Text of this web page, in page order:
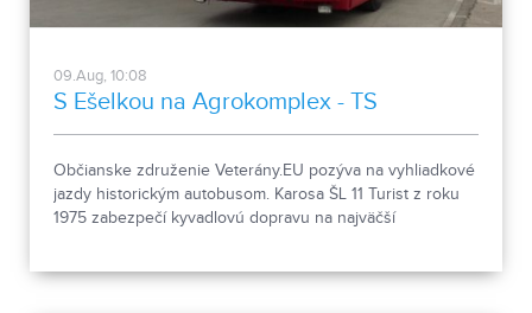
09.Aug, 10:08
S Ešelkou na Agrokomplex - TS
Občianske združenie Veterány.EU pozýva na vyhliadkové
jazdy historickým autobusom. Karosa ŠL 11 Turist z roku
1975 zabezpečí kyvadlovú dopravu na najväčší